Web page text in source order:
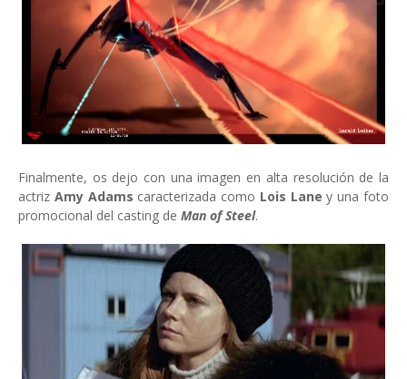
Finalmente, os dejo con una imagen en alta resolución de la
actriz Amy Adams caracterizada como Lois Lane y una foto
promocional del casting de Man of Steel.